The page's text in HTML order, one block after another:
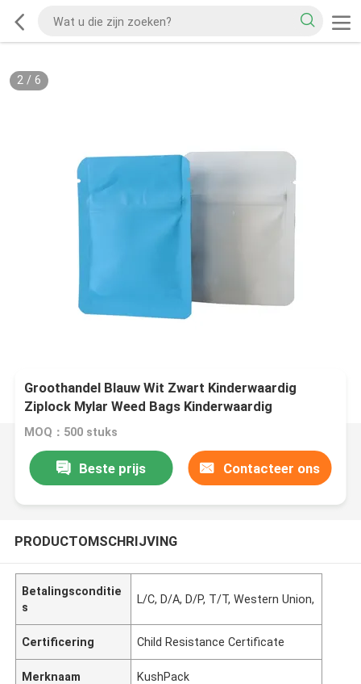
2/ 6
Groothandel Blauw Wit Zwart Kinderwaardig
Ziplock Mylar Weed Bags Kinderwaardig
Verpakking
MOQ：500 stuks
Beste prijs Contacteer ons
PRODUCTOMSCHRIJVING
Betalingsconditie
s
L/C, D/A, D/P, T/T, Western Union,
Certificering Child Resistance Certificate
Merknaam KushPack